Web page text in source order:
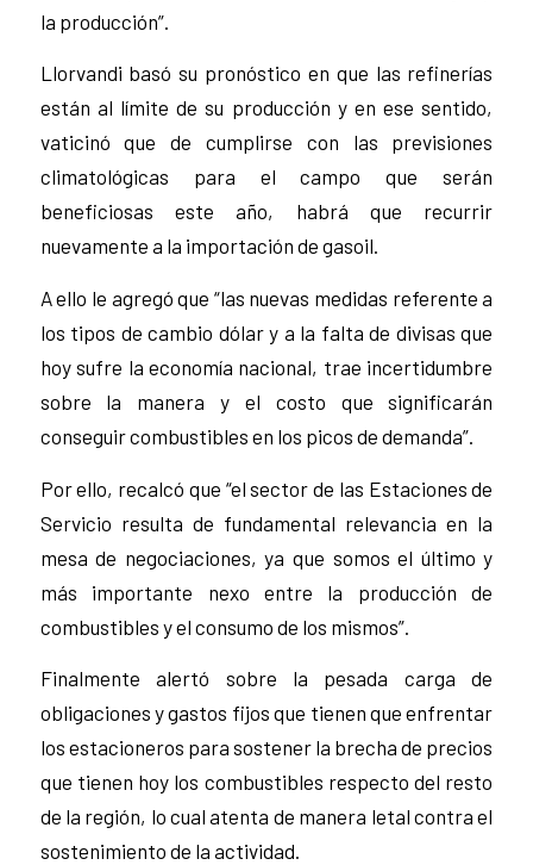
la producción”.
Llorvandi basó su pronóstico en que las refinerías
están al límite de su producción y en ese sentido,
vaticinó que de cumplirse con las previsiones
climatológicas para el campo que serán
beneficiosas este año, habrá que recurrir
nuevamente a la importación de gasoil.
A ello le agregó que “las nuevas medidas referente a
los tipos de cambio dólar y a la falta de divisas que
hoy sufre la economía nacional, trae incertidumbre
sobre la manera y el costo que significarán
conseguir combustibles en los picos de demanda”.
Por ello, recalcó que “el sector de las Estaciones de
Servicio resulta de fundamental relevancia en la
mesa de negociaciones, ya que somos el último y
más importante nexo entre la producción de
combustibles y el consumo de los mismos”.
Finalmente alertó sobre la pesada carga de
obligaciones y gastos fijos que tienen que enfrentar
los estacioneros para sostener la brecha de precios
que tienen hoy los combustibles respecto del resto
de la región, lo cual atenta de manera letal contra el
sostenimiento de la actividad.